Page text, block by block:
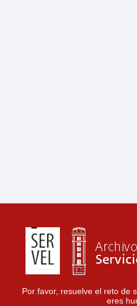
Por favor, resuelve el reto de
eres